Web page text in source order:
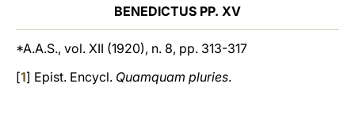
BENEDICTUS PP. XV
*A.A.S., vol. XII (1920), n. 8, pp. 313-317
[1] Epist. Encycl. Quamquam pluries.